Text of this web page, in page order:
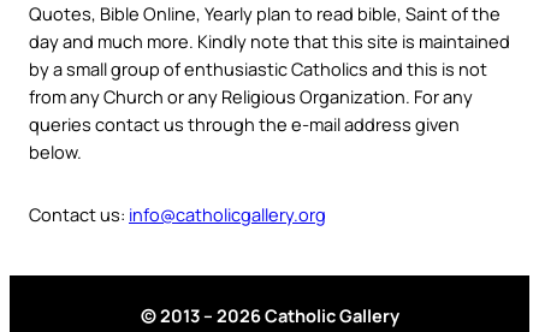
Quotes, Bible Online, Yearly plan to read bible, Saint of the
day and much more. Kindly note that this site is maintained
by a small group of enthusiastic Catholics and this is not
from any Church or any Religious Organization. For any
queries contact us through the e-mail address given
below.
Contact us: info@catholicgallery.org
© 2013 – 2026 Catholic Gallery